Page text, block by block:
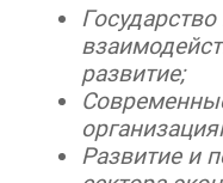
развитие;
Развитие и